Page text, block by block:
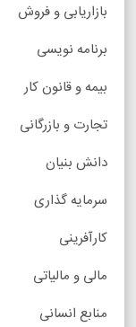
بازاریابی و فروش
برنامه نویسی
بیمه و قانون کار
تجارت و بازرگانی
دانش بنیان
سرمایه گذاری
کارآفرینی
مالی و مالیاتی
منابع انسانی